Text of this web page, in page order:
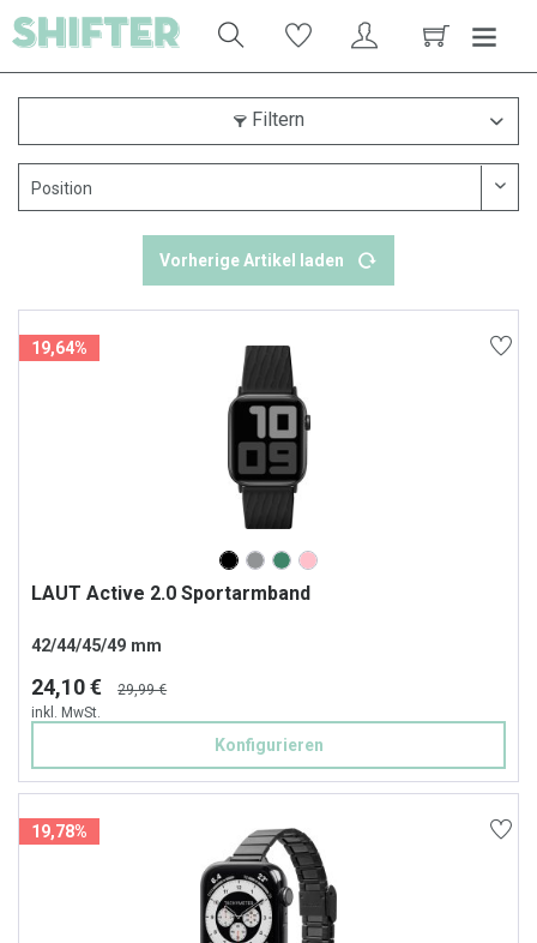
Filtern
Vorherige Artikel laden
19,64%
LAUT Active 2.0 Sportarmband
42/44/45/49 mm
24,10 €
29,99 €
inkl. MwSt.
Konfigurieren
19,78%